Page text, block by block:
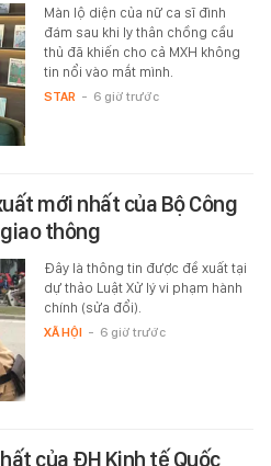
Màn lộ diện của nữ ca sĩ đình
đám sau khi ly thân chồng cầu
thủ đã khiến cho cả MXH không
tin nổi vào mắt mình.
STAR - 6 giờ trước
mới nhất của Bộ Công
thông
Đây là thông tin được đề xuất tại
dự thảo Luật Xử lý vi phạm hành
chính (sửa đổi).
XÃ HỘI - 6 giờ trước
của ĐH Kinh tế Quốc